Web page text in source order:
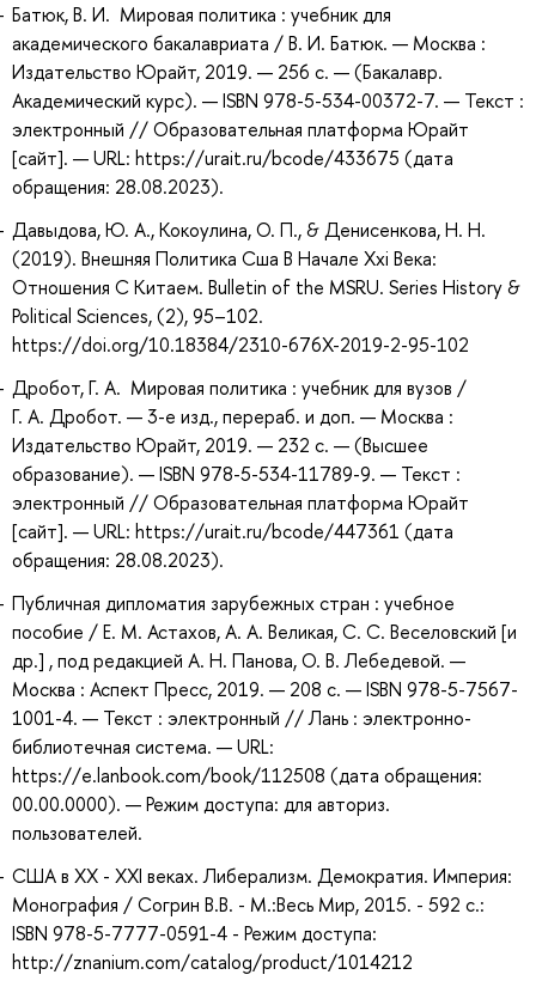
Батюк, В. И. Мировая политика : учебник для
академического бакалавриата / В. И. Батюк. — Москва :
Издательство Юрайт, 2019. — 256 с. — (Бакалавр.
Академический курс). — ISBN 978-5-534-00372-7. — Текст :
электронный // Образовательная платформа Юрайт
[сайт]. — URL: https://urait.ru/bcode/433675 (дата
обращения: 28.08.2023).
Давыдова, Ю. А., Кокоулина, О. П., & Денисенкова, Н. Н.
(2019). Внешняя Политика Сша В Начале Xxi Века:
Отношения С Китаем. Bulletin of the MSRU. Series History &
Political Sciences, (2), 95–102.
https://doi.org/10.18384/2310-676X-2019-2-95-102
Дробот, Г. А. Мировая политика : учебник для вузов /
Г. А. Дробот. — 3-е изд., перераб. и доп. — Москва :
Издательство Юрайт, 2019. — 232 с. — (Высшее
образование). — ISBN 978-5-534-11789-9. — Текст :
электронный // Образовательная платформа Юрайт
[сайт]. — URL: https://urait.ru/bcode/447361 (дата
обращения: 28.08.2023).
Публичная дипломатия зарубежных стран : учебное
пособие / Е. М. Астахов, А. А. Великая, С. С. Веселовский [и
др.] , под редакцией А. Н. Панова, О. В. Лебедевой. —
Москва : Аспект Пресс, 2019. — 208 с. — ISBN 978-5-7567-
1001-4. — Текст : электронный // Лань : электронно-
библиотечная система. — URL:
https://e.lanbook.com/book/112508 (дата обращения:
00.00.0000). — Режим доступа: для авториз.
пользователей.
США в XX - XXI веках. Либерализм. Демократия. Империя:
Монография / Согрин В.В. - М.:Весь Мир, 2015. - 592 с.:
ISBN 978-5-7777-0591-4 - Режим доступа:
http://znanium.com/catalog/product/1014212